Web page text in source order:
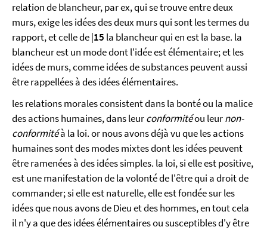
relation de blancheur, par ex, qui se trouve entre deux
murs, exige les idées des deux murs qui sont les termes du
rapport, et celle de |15 la blancheur qui en est la base. la
blancheur est un mode dont l'idée est élémentaire; et les
idées de murs, comme idées de substances peuvent aussi
être rappellées à des idées élémentaires.
les relations morales consistent dans la bonté ou la malice
des actions humaines, dans leurconformitéou leurnon-
conformitéà la loi. or nous avons déjà vu que les actions
humaines sont des modes mixtes dont les idées peuvent
être ramenées à des idées simples. la loi, si elle est positive,
est une manifestation de la volonté de l'être qui a droit de
commander; si elle est naturelle, elle est fondée sur les
idées que nous avons de Dieu et des hommes, en tout cela
il n'y a que des idées élémentaires ou susceptibles d'y être